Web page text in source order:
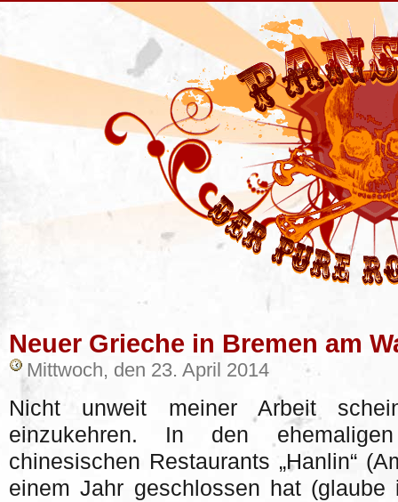
Neuer Grieche in Bremen am
Mittwoch, den 23. April 2014
Nicht unweit meiner Arbeit
einzukehren. In den
chinesischen Restaurants „Hanlin“
einem Jahr geschlossen hat